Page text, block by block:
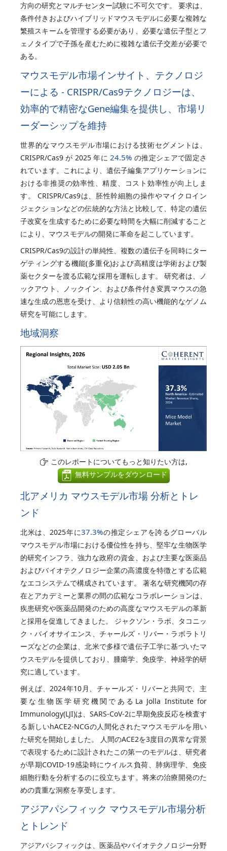
方向の研究とマルチセンター試験に不可欠です。 要求は、
条件付きおよびハイブリッドマウスモデルに必要な複雑な
繁殖スキームを管理する必要があり、必要な遺伝子型とフ
ェノタイプで子孫を産むために複雑な遺伝子交差が必要で
ある。
マウスモデル市場インサイト、テクノロジ
ーによる - CRISPR/Cas9テクノロジーは、
効率的で精密なGene編集を提供し、市場リ
ーダーシップを維持
世界的なマウスモデル市場における技術セグメントは、
CRISPR/Cas9 が 2025 年に24.5% の推定シェアで固定さ
れています。これにより、遺伝子編集アプリケーションに
おける非推奨の効率性、精度、コスト効率性が向上しま
す。 CRISPR/Cas9は、胚性幹細胞の操作やマイクロイン
ジェクションなどの伝統的な方法と比較して、特定の遺伝
子改変を生成するために必要な時間を大幅に削減すること
により、マウスモデルの開発に革命を起こしています。
CRISPR/Cas9の設計の単純性、複数の遺伝子を同時にター
ゲティングする機能(多重化)および高精度は学術および製
薬セクターを渡る広範な採用を運転します。 研究者は、ノ
ックアウト、ノックイン、および条件付き変異マウスの急
速な生成の恩恵を受け、より信頼性の高い機能的なゲノム
研究を可能にします。
地域洞察
このレポートについてもっと知りたい方は,
無料サンプルをダウンロード
北アメリカ マウスモデル市場 分析とトレ
ンド
北米は、2025年に37.3%の推定シェアを誇るグローバル
マウスモデル市場における優位性を持ち、堅牢な生物医学
的研究インフラ、強力な政府の資金、および主要な医薬品
およびバイオテクノロジー企業の高濃度を特徴とする広範
なエコシステムで構成されています。 著名な研究機関の存
在とアカデミーと業界の間の広範なコラボレーションは、
疾患研究や医薬品開発のための高度なマウスモデルの革新
と採用を促進してきました。 ジャクソン・ラボ、タコニッ
ク・バイオサイエンス、チャールズ・リバー・ラボラトリ
ーズなどの企業は、北米で多様で遺伝子工学に基づいたマ
ウスモデルを提供しており、腫瘍学、免疫学、神経学的研
究に適しています。
例えば、2024年10月、チャールズ・リバーと共同で、主
要な生物医学研究機関であるLa Jolla Institute for
Immunology(LJI)は、SARS-CoV-2に早期免疫反応を検査す
る新しいhACE2-NCGの人間化されたマウスモデルを用い
た研究を開始しました。 人間のACE2を3度目の異常な背景
で表現するために設計されたこの第一のモデルは、研究者
が早期COVID-19感染時にウイルス負荷、肺病理学、免疫
細胞行動を分析するのに役立ちます。将来の治療開発のた
めの貴重な洞察を享受します。
アジアパシフィック マウスモデル市場分析
とトレンド
アジアパシフィックは、医薬品やバイオテクノロジー分野